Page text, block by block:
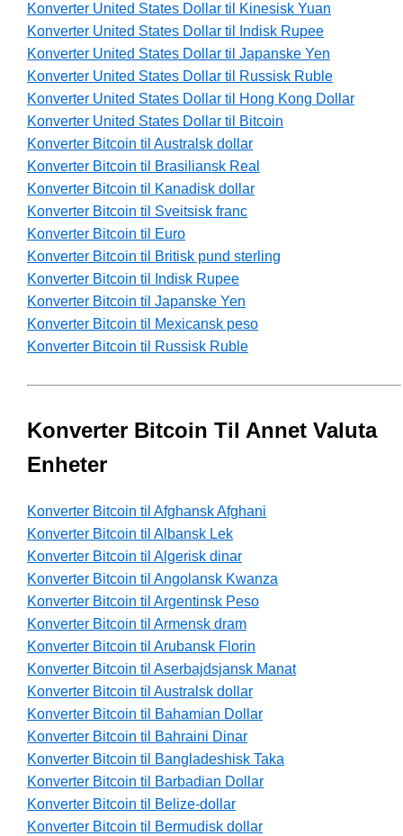
Konverter United States Dollar til Kinesisk Yuan
Konverter United States Dollar til Indisk Rupee
Konverter United States Dollar til Japanske Yen
Konverter United States Dollar til Russisk Ruble
Konverter United States Dollar til Hong Kong Dollar
Konverter United States Dollar til Bitcoin
Konverter Bitcoin til Australsk dollar
Konverter Bitcoin til Brasiliansk Real
Konverter Bitcoin til Kanadisk dollar
Konverter Bitcoin til Sveitsisk franc
Konverter Bitcoin til Euro
Konverter Bitcoin til Britisk pund sterling
Konverter Bitcoin til Indisk Rupee
Konverter Bitcoin til Japanske Yen
Konverter Bitcoin til Mexicansk peso
Konverter Bitcoin til Russisk Ruble
Konverter Bitcoin Til Annet Valuta
Enheter
Konverter Bitcoin til Afghansk Afghani
Konverter Bitcoin til Albansk Lek
Konverter Bitcoin til Algerisk dinar
Konverter Bitcoin til Angolansk Kwanza
Konverter Bitcoin til Argentinsk Peso
Konverter Bitcoin til Armensk dram
Konverter Bitcoin til Arubansk Florin
Konverter Bitcoin til Aserbajdsjansk Manat
Konverter Bitcoin til Australsk dollar
Konverter Bitcoin til Bahamian Dollar
Konverter Bitcoin til Bahraini Dinar
Konverter Bitcoin til Bangladeshisk Taka
Konverter Bitcoin til Barbadian Dollar
Konverter Bitcoin til Belize-dollar
Konverter Bitcoin til Bermudisk dollar